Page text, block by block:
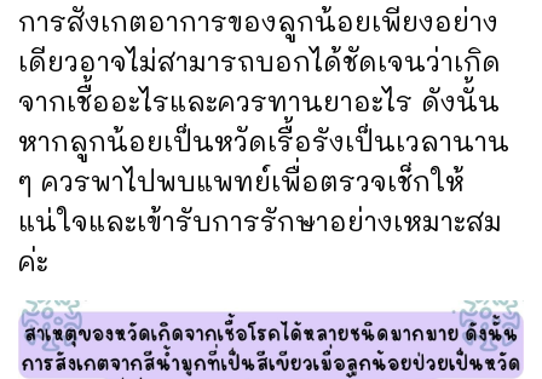
การสังเกตอาการของลูกน้อยเพียงอย่าง
เดียวอาจไม่สามารถบอกได้ชัดเจนว่าเกิด
จากเชื้ออะไรและควรทานยาอะไร ดังนั้น
หากลูกน้อยเป็นหวัดเรื้อรังเป็นเวลานาน
ๆ ควรพาไปพบแพทย์เพื่อตรวจเช็กให้
แน่ใจและเข้ารับการรักษาอย่างเหมาะสม
ค่ะ